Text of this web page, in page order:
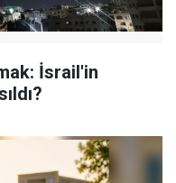
İsrail'in